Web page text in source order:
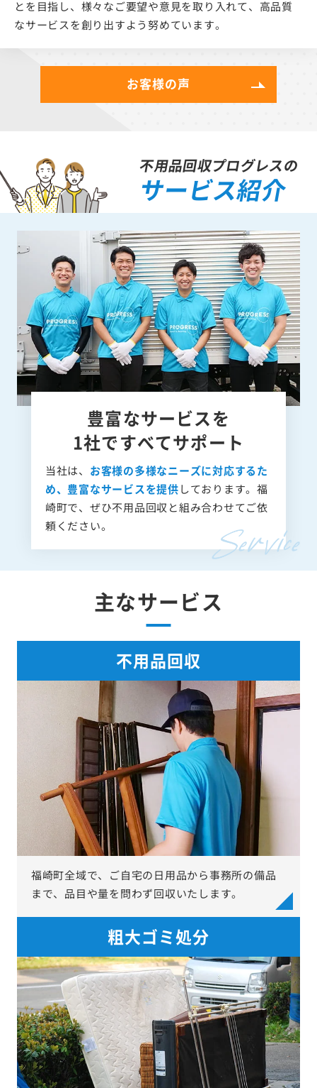
とを目指し、様々なご要望や意見を取り入れて、高品質
なサービスを創り出すよう努めています。
お客様の声
不用品回収プログレスの
サービス紹介
豊富なサービスを
1社ですべてサポート
当社は、 お客様の多様なニーズに対応するた
め、豊富なサービスを提供しております。福
崎町で、ぜひ不用品回収と組み合わせてご依
頼ください。
主なサービス
不用品回収
福崎町全域で、ご自宅の日用品から事務所の備品
まで、品目や量を問わず回収いたします。
粗大ゴミ処分